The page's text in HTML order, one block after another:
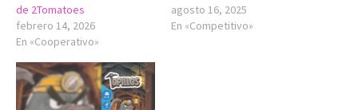
de 2Tomatoes
febrero 14, 2026
En «Cooperativo»
agosto 16, 2025
En «Competitivo»